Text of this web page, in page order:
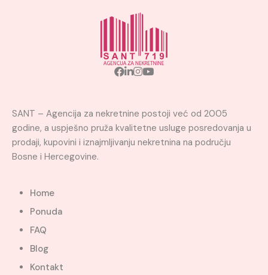
SANT – Agencija za nekretnine postoji već od 2005
godine, a uspješno pruža kvalitetne usluge posredovanja u
prodaji, kupovini i iznajmljivanju nekretnina na području
Bosne i Hercegovine.
Home
Ponuda
FAQ
Blog
Kontakt